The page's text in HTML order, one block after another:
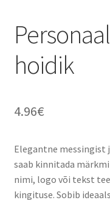
hoidik
4.96€
Elegantne messingist
saab kinnitada
nimi, logo või tekst
kingituse. Sobib